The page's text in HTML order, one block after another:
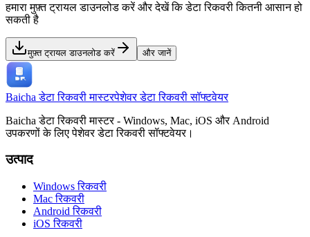
हमारा मुफ़्त ट्रायल डाउनलोड करें और देखें कि डेटा रिकवरी कितनी आसान हो
सकती है
मुफ़्त ट्रायल डाउनलोड करें और जानें
Baicha डेटा रिकवरी मास्टरपेशेवर डेटा रिकवरी सॉफ्टवेयर
Baicha डेटा रिकवरी मास्टर - Windows, Mac, iOS और Android
उपकरणों के लिए पेशेवर डेटा रिकवरी सॉफ्टवेयर।
उत्पाद
Windows रिकवरी
Mac रिकवरी
Android रिकवरी
iOS रिकवरी